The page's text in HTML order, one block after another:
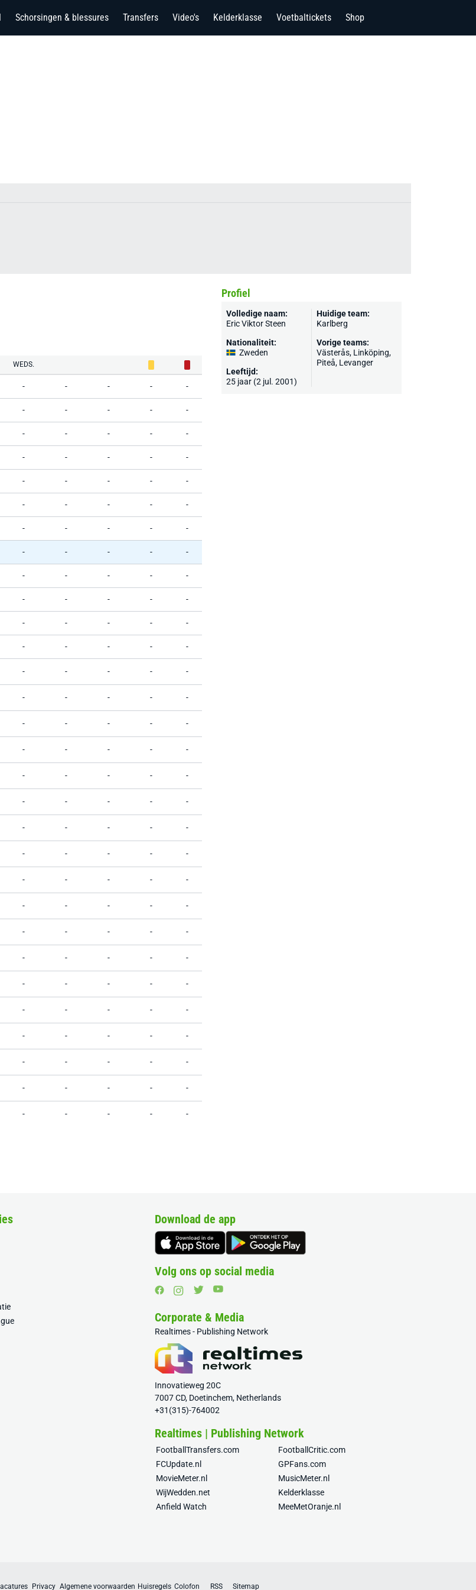
Schorsingen & blessures Transfers Video's Kelderklasse Voetbaltickets Shop
WEDS.
- - - - -
- - - - -
- - - - -
- - - - -
- - - - -
- - - - -
- - - - -
- - - - -
- - - - -
- - - - -
- - - - -
- - - - -
- - - - -
- - - - -
- - - - -
- - - - -
- - - - -
- - - - -
- - - - -
- - - - -
- - - - -
- - - - -
- - - - -
- - - - -
- - - - -
- - - - -
- - - - -
- - - - -
- - - - -
- - - - -
Profiel
Volledige naam:
Eric Viktor Steen
Nationaliteit:
Zweden
Leeftijd:
25 jaar (2 jul. 2001)
Huidige team:
Karlberg
Vorige teams:
Västerås, Linköping,
Piteå, Levanger
Download de app
Volg ons op social media
Corporate & Media
Realtimes - Publishing Network
Innovatieweg 20C
7007 CD, Doetinchem, Netherlands
+31(315)-764002
Realtimes | Publishing Network
FootballTransfers.com
FootballCritic.com
FCUpdate.nl
GPFans.com
MovieMeter.nl
MusicMeter.nl
WijWedden.net
Kelderklasse
Anfield Watch
MeeMetOranje.nl
Privacy Algemene voorwaarden Huisregels Colofon RSS Sitemap